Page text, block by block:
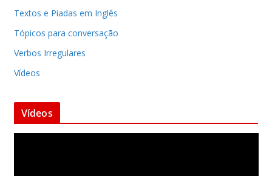
Textos e Piadas em Inglês
Tópicos para conversação
Verbos Irregulares
Vídeos
Vídeos